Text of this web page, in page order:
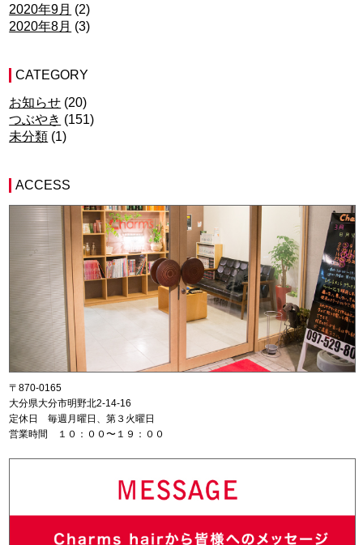
2020年9月 (2)
2020年8月 (3)
CATEGORY
お知らせ (20)
つぶやき (151)
未分類 (1)
ACCESS
〒870-0165
大分県大分市明野北2-14-16
定休日 毎週月曜日、第３火曜日
営業時間 １０：００〜１９：００